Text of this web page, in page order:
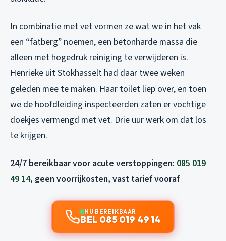
In combinatie met vet vormen ze wat we in het vak
een “fatberg” noemen, een betonharde massa die
alleen met hogedruk reiniging te verwijderen is.
Henrieke uit Stokhasselt had daar twee weken
geleden mee te maken. Haar toilet liep over, en toen
we de hoofdleiding inspecteerden zaten er vochtige
doekjes vermengd met vet. Drie uur werk om dat los
te krijgen.
24/7 bereikbaar voor acute verstoppingen: 085 019
49 14, geen voorrijkosten, vast tarief vooraf
NU BEREIKBAAR
BEL 085 019 49 14